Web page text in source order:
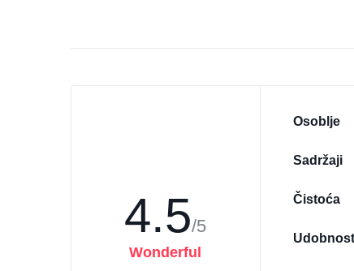
4.5/5
Wonderful
Osoblje
Sadržaji
Čistoća
Udobnost